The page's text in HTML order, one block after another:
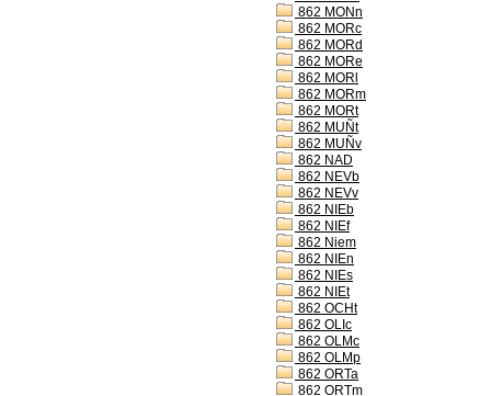
862 MONn
862 MORc
862 MORd
862 MORe
862 MORl
862 MORm
862 MORt
862 MUÑt
862 MUÑv
862 NAD
862 NEVb
862 NEVv
862 NIEb
862 NIEf
862 Niem
862 NIEn
862 NIEs
862 NIEt
862 OCHt
862 OLIc
862 OLMc
862 OLMp
862 ORTa
862 ORTm